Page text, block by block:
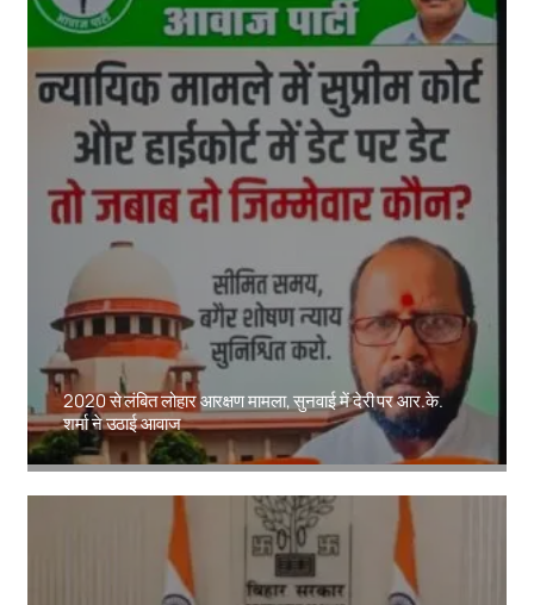
2020 से लंबित लोहार आरक्षण मामला, सुनवाई में देरी पर आर.के.
शर्मा ने उठाई आवाज
Amit Lekh